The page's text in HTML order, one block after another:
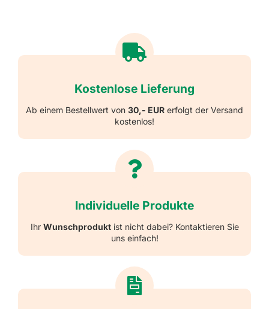
Kostenlose Lieferung
Ab einem Bestellwert von 30,- EUR erfolgt der Versand
kostenlos!
Individuelle Produkte
Ihr Wunschproduktist nicht dabei? Kontaktieren Sie
uns einfach!